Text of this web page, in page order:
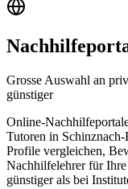
Grosse Auswahl an
günstiger
Online-
Tutoren in Schinznach-
Profile vergleichen,
Nachhilfelehrer für
günstiger als bei